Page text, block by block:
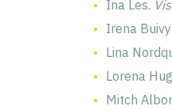
Ina Les.
Irena
Lina
Lorena
Mitch